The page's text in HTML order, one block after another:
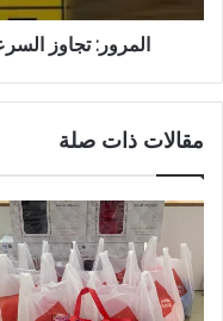
المرور: تجاوز
مقالات ذات صلة